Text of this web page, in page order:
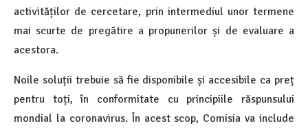
activităților de cercetare, prin intermediul unor termene
mai scurte de pregătire a propunerilor și de evaluare a
acestora.
Noile soluții trebuie să fie disponibile și accesibile ca preț
pentru toți, în conformitate cu principiile răspunsului
mondial la coronavirus. În acest scop, Comisia va include